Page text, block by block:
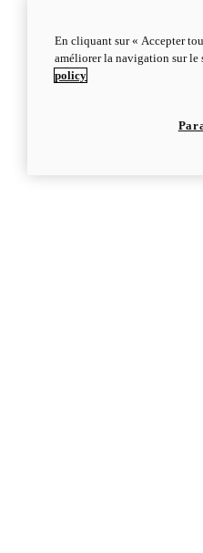
En cliquant sur « Accepter
améliorer la navigation sur le
policy